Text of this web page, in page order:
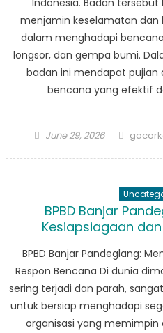
Indonesia. Badan
menjamin keselamatan dan
dalam menghadapi
longsor, dan gempa bumi.
badan ini mendapat
bencana yang efektif
Posted
June 29, 2026 Author
BPBD Banjar
Kesiapsiagaan
BPBD Banjar Pandeglang:
Respon Bencana Di dunia
sering terjadi dan parah,
untuk bersiap menghadapi
organisasi yang memimpin